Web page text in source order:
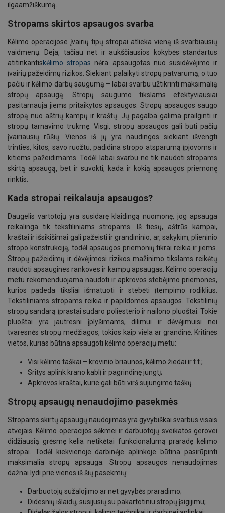
ilgaamžiškumą.
Stropams skirtos apsaugos svarba
Kėlimo operacijose įvairių tipų stropai atlieka vieną iš svarbiausių
vaidmenų. Deja, tačiau net ir aukščiausios kokybės standartus
atitinkantiskėlimo stropas nėra apsaugotas nuo susidėvėjimo ir
įvairių pažeidimų rizikos. Siekiant palaikyti stropų patvarumą, o tuo
pačiu ir kėlimo darbų saugumą – labai svarbu užtikrinti maksimalią
stropų apsaugą. Stropų saugumo tikslams efektyviausiai
pasitarnauja jiems pritaikytos apsaugos. Stropų apsaugos saugo
stropą nuo aštrių kampų ir kraštų. Jų pagalba galima prailginti ir
stropų tarnavimo trukmę. Visgi, stropų apsaugos gali būti pačių
įvairiausių rūšių. Vienos iš jų yra naudingos siekiant išvengti
trinties, kitos, savo ruožtu, padidina stropo atsparumą įpjovoms ir
kitiems pažeidimams. Todėl labai svarbu ne tik naudoti stropams
skirtą apsaugą, bet ir suvokti, kada ir kokią apsaugos priemonę
rinktis.
Kada stropai reikalauja apsaugos?
Daugelis vartotojų yra susidarę klaidingą nuomonę, jog apsauga
reikalinga tik tekstiliniams stropams. Iš tiesų, aštrūs kampai,
kraštai ir išsikišimai gali pažeisti ir grandininio, ar, sakykim, plieninio
stropo konstrukciją, todėl apsaugos priemonių tikrai reikia ir jiems.
Stropų pažeidimų ir dėvėjimosi rizikos mažinimo tikslams reikėtų
naudoti apsaugines rankoves ir kampų apsaugas. Kėlimo operacijų
metu rekomenduojama naudoti ir apkrovos stebėjimo priemones,
kurios padeda tiksliai išmatuoti ir stebėti įtempimo rodiklius.
Tekstiliniams stropams reikia ir papildomos apsaugos. Tekstilinių
stropų sandarą įprastai sudaro poliesterio ir nailono pluoštai. Tokie
pluoštai yra jautresni įplyšimams, dilimui ir dėvėjimuisi nei
tvaresnės stropų medžiagos, tokios kaip viela ar grandinė. Kritinės
vietos, kurias būtina apsaugoti kėlimo operacijų metu:
Visi kėlimo taškai – krovinio briaunos, kėlimo žiedai ir t.t.;
Sritys aplink krano kablį ir pagrindinę jungtį;
Apkrovos kraštai, kurie gali būti virš sujungimo taškų.
Stropų apsaugų nenaudojimo pasekmės
Stropams skirtų apsaugų naudojimas yra gyvybiškai svarbus visais
atvejais. Kėlimo operacijos sėkmei ir darbuotojų sveikatos gerovei
didžiausią grėsmę kelia netikėtai funkcionalumą praradę kėlimo
stropai. Todėl kiekvienoje darbinėje aplinkoje būtina pasirūpinti
maksimalia stropų apsauga. Stropų apsaugos nenaudojimas
dažnai lydi prie vienos iš šių pasekmių:
Darbuotojų sužalojimo ar net gyvybės praradimo;
Didesnių išlaidų, susijusių su pakartotiniu stropų įsigijimu;